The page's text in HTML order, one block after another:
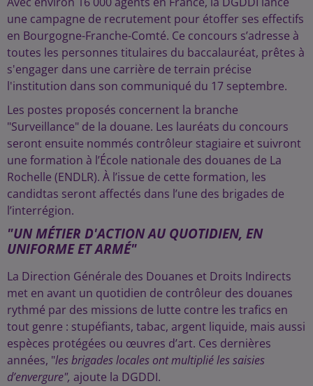
une campagne de recrutement pour étoffer ses effectifs
en Bourgogne-Franche-Comté. Ce concours s’adresse à
toutes les personnes titulaires du baccalauréat, prêtes à
s'engager dans une carrière de terrain précise
l'institution dans son communiqué du 17 septembre.
Les postes proposés concernent la branche
"Surveillance" de la douane. Les lauréats du concours
seront ensuite nommés contrôleur stagiaire et suivront
une formation à l’École nationale des douanes de La
Rochelle (ENDLR). À l’issue de cette formation, les
candidtas seront affectés dans l’une des brigades de
l’interrégion.
"UN MÉTIER D'ACTION AU QUOTIDIEN, EN
UNIFORME ET ARMÉ"
La Direction Générale des Douanes et Droits Indirects
met en avant un quotidien de contrôleur des douanes
rythmé par des missions de lutte contre les trafics en
tout genre : stupéfiants, tabac, argent liquide, mais aussi
espèces protégées ou œuvres d’art. Ces dernières
années, "les brigades locales ont multiplié les saisies
d’envergure", ajoute la DGDDI.